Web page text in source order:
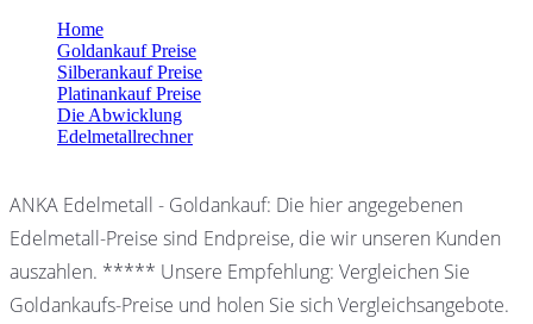
Home
Goldankauf Preise
Silberankauf Preise
Platinankauf Preise
Die Abwicklung
Edelmetallrechner
ANKA Edelmetall - Goldankauf: Die hier angegebenen
Edelmetall-Preise sind Endpreise, die wir unseren Kunden
auszahlen. ***** Unsere Empfehlung: Vergleichen Sie
Goldankaufs-Preise und holen Sie sich Vergleichsangebote.